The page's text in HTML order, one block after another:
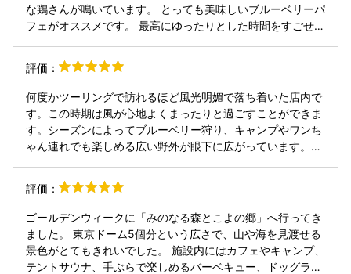
な鶏さんが鳴いています。 とっても美味しいブルーベリーパ
フェがオススメです。 最高にゆったりとした時間をすごせま
評価：
何度かツーリングで訪れるほど風光明媚で落ち着いた店内で
す。この時期は風が心地よくまったりと過ごすことができま
す。シーズンによってブルーベリー狩り、キャンプやワンち
ゃん連れでも楽しめる広い野外が眼下に広がっています。ワ
とお部屋タイプなどあります。ハンドメイド物や手作りパン
も。今回はブルーベリーのパイとプリンをコーヒーとセット
でオーダー。ブルーベリー特有の酸味は全くなく、優しい味
のパイでコーヒーと相性バツグン。パイ生地がまた美味し
い！勿論プリンもまろやかで美味しくいただきました。パー
ルロードに行ったら是非足を伸ばして欲しいです。
評価：
ゴールデンウィークに「みのなる森とこよの郷」へ行ってき
ました。 東京ドーム5個分という広さで、山や海を見渡せる
景色がとてもきれいでした。 施設内にはカフェやキャンプ、
テントサウナ、手ぶらで楽しめるバーベキュー、ドッグラ